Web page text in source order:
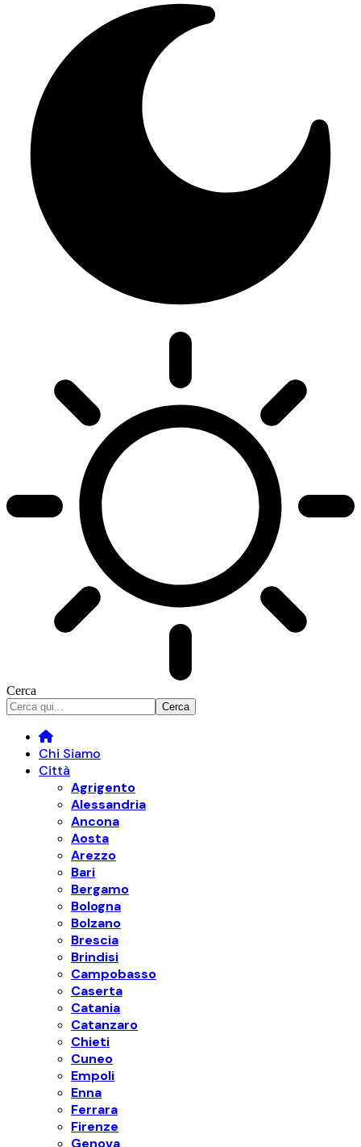
Cerca
Chi Siamo
Città
Agrigento
Alessandria
Ancona
Aosta
Arezzo
Bari
Bergamo
Bologna
Bolzano
Brescia
Brindisi
Campobasso
Caserta
Catania
Catanzaro
Chieti
Cuneo
Empoli
Enna
Ferrara
Firenze
Genova